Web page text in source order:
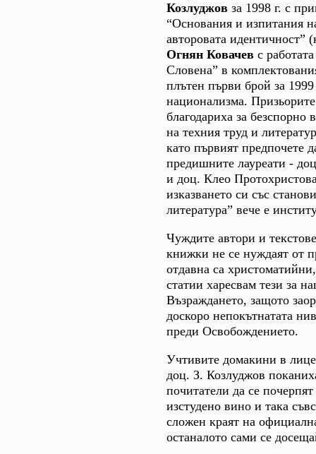
Козлуджов за 1998 г. с
“Основания и изпитания
авторовата идентичност”
Огнян Ковачев с
Словена” в
плътен първи брой за
национализма.
благодариха за безспорно
на техния труд и
като първият предпочете
предишните лауреати -
и доц. Клео
изказването си със
литература” вече е
Чуждите автори и
книжки не се нуждаят от
отдавна са
статии харесвам тези за
Възраждането, защото
доскоро непокътнатата
преди Освобождението.
Учтивите домакини в
доц. З. Козлуджов
почитатели да се
изстудено вино и така
сложен краят на
останалото сами се